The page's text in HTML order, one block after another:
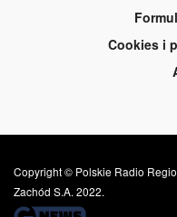
Cookies i
Copyright © Polskie Radio
Zachód S.A. 2022.